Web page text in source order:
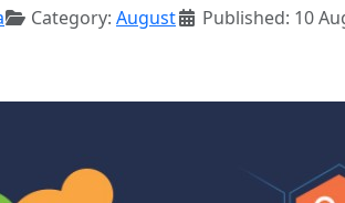
Category: August Published: 10